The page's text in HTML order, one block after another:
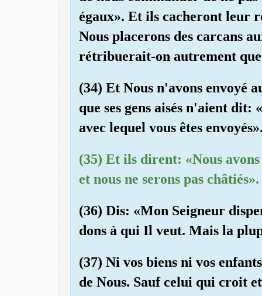
égaux». Et ils cacheront leur
Nous placerons des carcans
rétribuerait-on autrement
(34) Et Nous n'avons envoyé
que ses gens aisés n'aient dit:
avec lequel vous êtes
(35) Et ils dirent: «Nous
et nous ne serons pas châtiés».
(36) Dis: «Mon Seigneur
dons à qui Il veut. Mais la
(37) Ni vos biens ni vos
de Nous. Sauf celui qui croit